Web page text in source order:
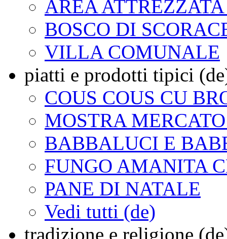
AREA
BOSCO DI
VILLA COMUNALE
piatti e prodotti tipici
COUS COUS CU
MOSTRA
BABBALUCI E
FUNGO AMANITA
PANE DI NATALE
Vedi tutti (de)
tradizione e religione